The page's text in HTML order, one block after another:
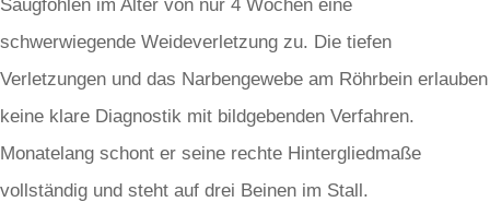
Saugfohlen im Alter von nur 4 Wochen eine
schwerwiegende Weideverletzung zu. Die tiefen
Verletzungen und das Narbengewebe am Röhrbein erlauben
keine klare Diagnostik mit bildgebenden Verfahren.
Monatelang schont er seine rechte Hintergliedmaße
vollständig und steht auf drei Beinen im Stall.